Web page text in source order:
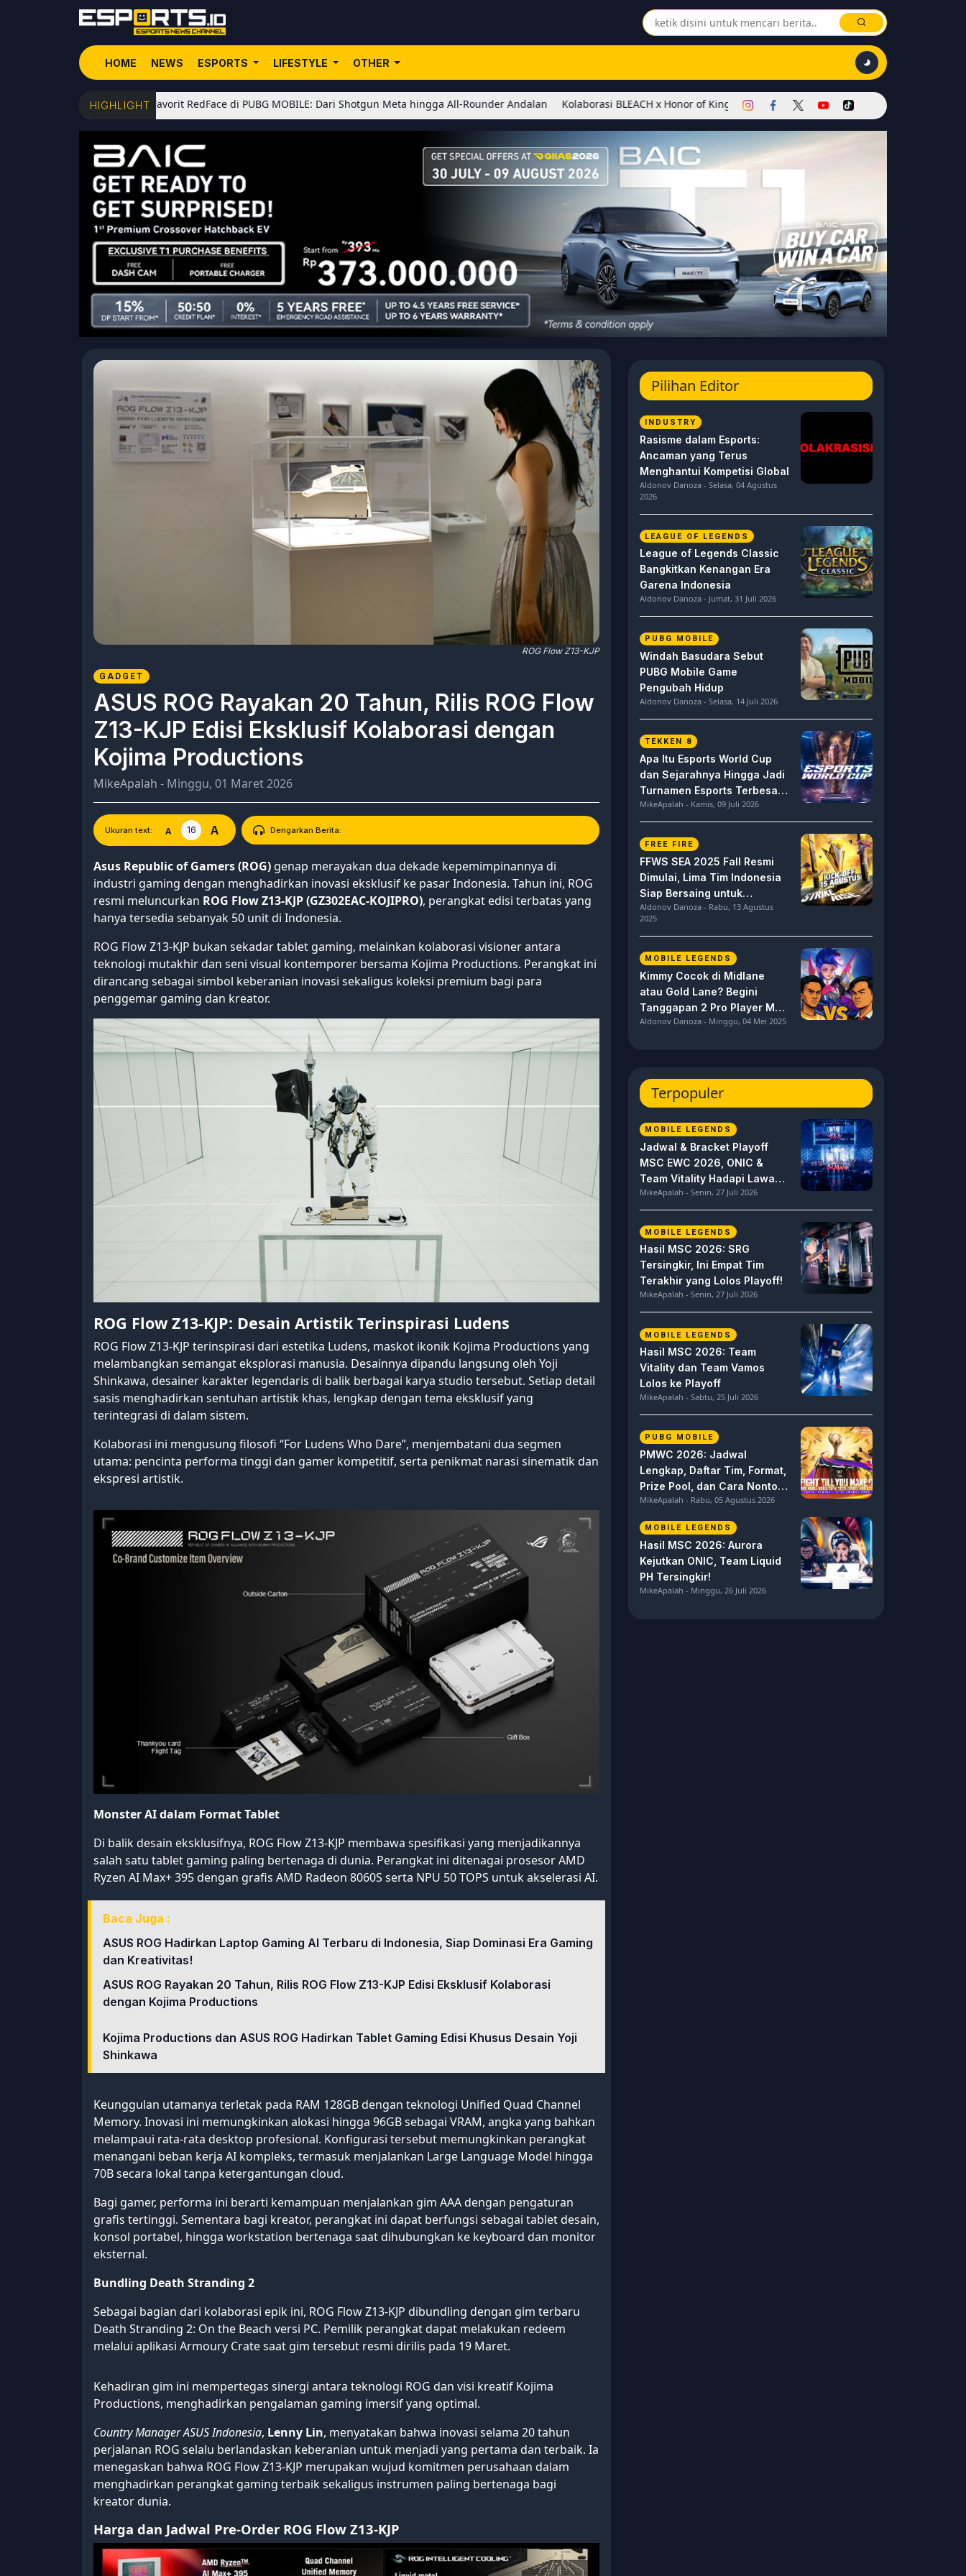
HOME NEWS ESPORTS LIFESTYLE OTHER
HIGHLIGHT
5 Senjata Favorit RedFace di PUBG MOBILE: Dari Shotgun Meta hingga All-Rounder Andalan Kolaborasi BLEACH x Honor of Kings Dimulai! Hadirkan Skin Soul Reaper, Mode Khusus, dan
ROG Flow Z13-KJP
GADGET
ASUS ROG Rayakan 20 Tahun, Rilis ROG Flow
Z13-KJP Edisi Eksklusif Kolaborasi dengan
Kojima Productions
MikeApalah - Minggu, 01 Maret 2026
Ukuran text: A 16 A Dengarkan Berita:
Asus Republic of Gamers (ROG) genap merayakan dua dekade kepemimpinannya di
industri gaming dengan menghadirkan inovasi eksklusif ke pasar Indonesia. Tahun ini, ROG
resmi meluncurkan ROG Flow Z13-KJP (GZ302EAC-KOJIPRO), perangkat edisi terbatas yang
hanya tersedia sebanyak 50 unit di Indonesia.
ROG Flow Z13-KJP bukan sekadar tablet gaming, melainkan kolaborasi visioner antara
teknologi mutakhir dan seni visual kontemporer bersama Kojima Productions. Perangkat ini
dirancang sebagai simbol keberanian inovasi sekaligus koleksi premium bagi para
penggemar gaming dan kreator.
ROG Flow Z13-KJP: Desain Artistik Terinspirasi Ludens
ROG Flow Z13-KJP terinspirasi dari estetika Ludens, maskot ikonik Kojima Productions yang
melambangkan semangat eksplorasi manusia. Desainnya dipandu langsung oleh Yoji
Shinkawa, desainer karakter legendaris di balik berbagai karya studio tersebut. Setiap detail
sasis menghadirkan sentuhan artistik khas, lengkap dengan tema eksklusif yang
terintegrasi di dalam sistem.
Kolaborasi ini mengusung filosofi “For Ludens Who Dare”, menjembatani dua segmen
utama: pencinta performa tinggi dan gamer kompetitif, serta penikmat narasi sinematik dan
ekspresi artistik.
Monster AI dalam Format Tablet
Di balik desain eksklusifnya, ROG Flow Z13-KJP membawa spesifikasi yang menjadikannya
salah satu tablet gaming paling bertenaga di dunia. Perangkat ini ditenagai prosesor AMD
Ryzen AI Max+ 395 dengan grafis AMD Radeon 8060S serta NPU 50 TOPS untuk akselerasi AI.
Baca Juga :
ASUS ROG Hadirkan Laptop Gaming AI Terbaru di Indonesia, Siap Dominasi Era Gaming
dan Kreativitas!
ASUS ROG Rayakan 20 Tahun, Rilis ROG Flow Z13-KJP Edisi Eksklusif Kolaborasi
dengan Kojima Productions
Kojima Productions dan ASUS ROG Hadirkan Tablet Gaming Edisi Khusus Desain Yoji
Shinkawa
Keunggulan utamanya terletak pada RAM 128GB dengan teknologi Unified Quad Channel
Memory. Inovasi ini memungkinkan alokasi hingga 96GB sebagai VRAM, angka yang bahkan
melampaui rata-rata desktop profesional. Konfigurasi tersebut memungkinkan perangkat
menangani beban kerja AI kompleks, termasuk menjalankan Large Language Model hingga
70B secara lokal tanpa ketergantungan cloud.
Bagi gamer, performa ini berarti kemampuan menjalankan gim AAA dengan pengaturan
grafis tertinggi. Sementara bagi kreator, perangkat ini dapat berfungsi sebagai tablet desain,
konsol portabel, hingga workstation bertenaga saat dihubungkan ke keyboard dan monitor
eksternal.
Bundling Death Stranding 2
Sebagai bagian dari kolaborasi epik ini, ROG Flow Z13-KJP dibundling dengan gim terbaru
Death Stranding 2: On the Beach versi PC. Pemilik perangkat dapat melakukan redeem
melalui aplikasi Armoury Crate saat gim tersebut resmi dirilis pada 19 Maret.
Kehadiran gim ini mempertegas sinergi antara teknologi ROG dan visi kreatif Kojima
Productions, menghadirkan pengalaman gaming imersif yang optimal.
Country Manager ASUS Indonesia, Lenny Lin, menyatakan bahwa inovasi selama 20 tahun
perjalanan ROG selalu berlandaskan keberanian untuk menjadi yang pertama dan terbaik. Ia
menegaskan bahwa ROG Flow Z13-KJP merupakan wujud komitmen perusahaan dalam
menghadirkan perangkat gaming terbaik sekaligus instrumen paling bertenaga bagi
kreator dunia.
Harga dan Jadwal Pre-Order ROG Flow Z13-KJP
Pilihan Editor
INDUSTRY
Rasisme dalam Esports:
Ancaman yang Terus
Menghantui Kompetisi Global
Aldonov Danoza - Selasa, 04 Agustus
2026
LEAGUE OF LEGENDS
League of Legends Classic
Bangkitkan Kenangan Era
Garena Indonesia
Aldonov Danoza - Jumat, 31 Juli 2026
PUBG MOBILE
Windah Basudara Sebut
PUBG Mobile Game
Pengubah Hidup
Aldonov Danoza - Selasa, 14 Juli 2026
TEKKEN 8
Apa Itu Esports World Cup
dan Sejarahnya Hingga Jadi
Turnamen Esports Terbesar
di Dunia
MikeApalah - Kamis, 09 Juli 2026
FREE FIRE
FFWS SEA 2025 Fall Resmi
Dimulai, Lima Tim Indonesia
Siap Bersaing untuk
Dominasi
Aldonov Danoza - Rabu, 13 Agustus
2025
MOBILE LEGENDS
Kimmy Cocok di Midlane
atau Gold Lane? Begini
Tanggapan 2 Pro Player MPL
ID S15 ini
Aldonov Danoza - Minggu, 04 Mei 2025
Terpopuler
MOBILE LEGENDS
Jadwal & Bracket Playoff
MSC EWC 2026, ONIC &
Team Vitality Hadapi Lawan
Berat
MikeApalah - Senin, 27 Juli 2026
MOBILE LEGENDS
Hasil MSC 2026: SRG
Tersingkir, Ini Empat Tim
Terakhir yang Lolos Playoff!
MikeApalah - Senin, 27 Juli 2026
MOBILE LEGENDS
Hasil MSC 2026: Team
Vitality dan Team Vamos
Lolos ke Playoff
MikeApalah - Sabtu, 25 Juli 2026
PUBG MOBILE
PMWC 2026: Jadwal
Lengkap, Daftar Tim, Format,
Prize Pool, dan Cara Nonton
PUBG MOBILE World Cup
MikeApalah - Rabu, 05 Agustus 2026
MOBILE LEGENDS
Hasil MSC 2026: Aurora
Kejutkan ONIC, Team Liquid
PH Tersingkir!
MikeApalah - Minggu, 26 Juli 2026